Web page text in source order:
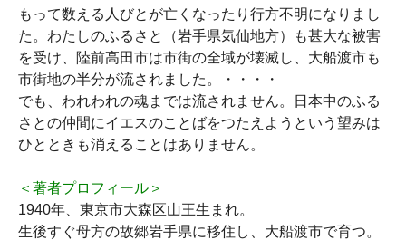
もって数える人びとが亡くなったり行方不明になりまし
た。わたしのふるさと（岩手県気仙地方）も甚大な被害
を受け、陸前高田市は市街の全域が壊滅し、大船渡市も
市街地の半分が流されました。・・・・
でも、われわれの魂までは流されません。日本中のふる
さとの仲間にイエスのことばをつたえようという望みは
ひとときも消えることはありません。
＜著者プロフィール＞
1940年、東京市大森区山王生まれ。
生後すぐ母方の故郷岩手県に移住し、大船渡市で育つ。